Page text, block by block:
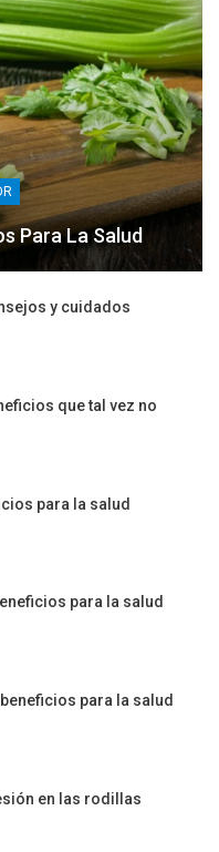
Para La Salud
y cuidados
que tal vez no
para la salud
para la salud
para la salud
en las rodillas